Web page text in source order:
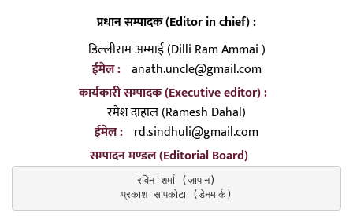
प्रधान सम्पादक (Editor in chief) :
डिल्लीराम अम्माई (Dilli Ram Ammai )
ईमेल : anath.uncle@gmail.com
कार्यकारी सम्पादक (Executive editor) :
रमेश दाहाल (Ramesh Dahal)
ईमेल : rd.sindhuli@gmail.com
सम्पादन मण्डल (Editorial Board)
रविन शर्मा (जापान)
प्रकाश सापकोटा (डेनमार्क)